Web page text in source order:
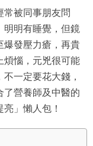
常被同事朋友問
明明有睡覺，但鏡
爆發壓力瘡，再貴
煩惱，元兇很可能
一定要花大錢，
了營養師及中醫的
」懶人包！